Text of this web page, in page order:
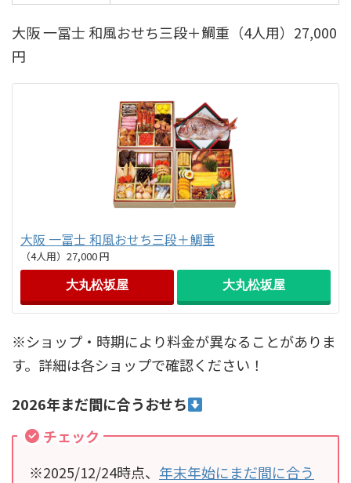
大阪 一冨士 和風おせち三段＋鯛重（4人用）27,000
円
大阪 一冨士 和風おせち三段＋鯛重
（4人用）27,000 円
大丸松坂屋 大丸松坂屋
※ショップ・時期により料金が異なることがありま
す。詳細は各ショップで確認ください！
2026年まだ間に合うおせち
チェック
※2025/12/24時点、 年末年始にまだ間に合う